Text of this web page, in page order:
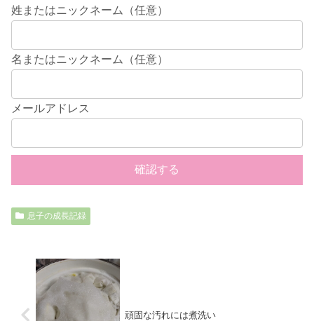
姓またはニックネーム（任意）
名またはニックネーム（任意）
メールアドレス
息子の成長記録
頑固な汚れには煮洗い